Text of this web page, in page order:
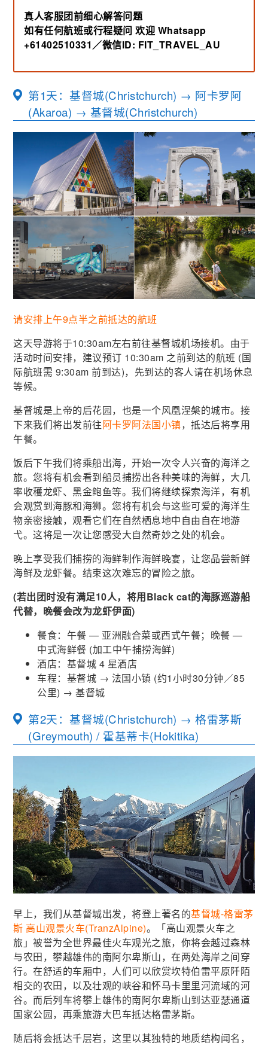
真人客服团前细心解答问题
如有任何航班或行程疑问欢迎 Whatsapp
+61402510331／微信ID: FIT_TRAVEL_AU
第1天：基督城(Christchurch) → 阿卡罗阿
(Akaroa) → 基督城(Christchurch)
请安排上午9点半之前抵达的航班
这天导游将于10:30am左右前往基督城机场接机。由于
活动时间安排，建议预订 10:30am 之前到达的航班 (国
际航班需 9:30am 前到达)，先到达的客人请在机场休息
等候。
基督城是上帝的后花园，也是一个风凰涅槃的城市。接
下来我们将出发前往阿卡罗阿法国小镇，抵达后将享用
午餐。
饭后下午我们将乘船出海，开始一次令人兴奋的海洋之
旅。您将有机会看到船员捕捞出各种美味的海鲜，大几
率收穫龙虾、黑金鲍鱼等。我们将继续探索海洋，有机
会观赏到海豚和海狮。您将有机会与这些可爱的海洋生
物亲密接触，观看它们在自然栖息地中自由自在地游
弋。这将是一次让您感受大自然奇妙之处的机会。
晚上享受我们捕捞的海鲜制作海鲜晚宴，让您品尝新鲜
海鲜及龙虾餐。结束这次难忘的冒险之旅。
(若出团时没有满足10人，将用Black cat的海豚巡游船
代替，晚餐会改为龙虾伊面)
餐食：午餐 — 亚洲融合菜或西式午餐；晚餐 —
中式海鲜餐 (加工中午捕捞海鲜)
酒店：基督城 4 星酒店
车程：基督城 → 法国小镇 (约1小时30分钟／85
公里) → 基督城
第2天：基督城(Christchurch) → 格雷茅斯
(Greymouth) / 霍基蒂卡(Hokitika)
早上，我们从基督城出发，将登上著名的基督城-格雷茅
斯 高山观景火车(TranzAlpine)。「高山观景火车之
旅」被誉为全世界最佳火车观光之旅，你将会越过森林
与农田，攀越雄伟的南阿尔卑斯山，在两处海岸之间穿
行。在舒适的车厢中，人们可以欣赏坎特伯雷平原阡陌
相交的农田，以及壮观的峡谷和怀马卡里里河流域的河
谷。而后列车将攀上雄伟的南阿尔卑斯山到达亚瑟通道
国家公园，再乘旅游大巴车抵达格雷茅斯。
随后将会抵达千层岩，这里以其独特的地质结构闻名，